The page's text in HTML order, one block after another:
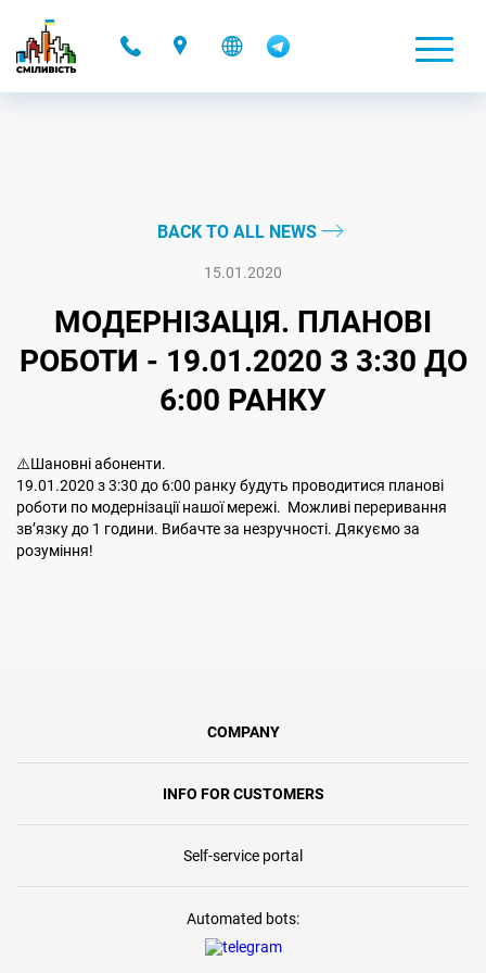
BACK TO ALL NEWS
15.01.2020
МОДЕРНІЗАЦІЯ. ПЛАНОВІ
РОБОТИ - 19.01.2020 З 3:30 ДО
6:00 РАНКУ
⚠️Шановні абоненти.
19.01.2020 з 3:30 до 6:00 ранку будуть проводитися планові
роботи по модернізації нашої мережі. Можливі переривання
звʼязку до 1 години. Вибачте за незручності. Дякуємо за
розуміння!
COMPANY
INFO FOR CUSTOMERS
Self-service portal
Automated bots: